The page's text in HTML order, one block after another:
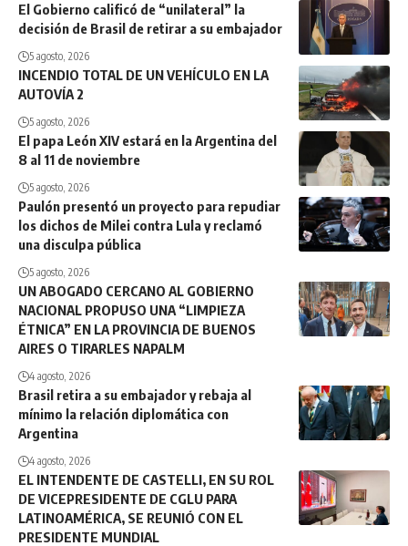
El Gobierno calificó de “unilateral” la
decisión de Brasil de retirar a su embajador
5 agosto, 2026
INCENDIO TOTAL DE UN VEHÍCULO EN LA
AUTOVÍA 2
5 agosto, 2026
El papa León XIV estará en la Argentina del
8 al 11 de noviembre
5 agosto, 2026
Paulón presentó un proyecto para repudiar
los dichos de Milei contra Lula y reclamó
una disculpa pública
5 agosto, 2026
UN ABOGADO CERCANO AL GOBIERNO
NACIONAL PROPUSO UNA “LIMPIEZA
ÉTNICA” EN LA PROVINCIA DE BUENOS
AIRES O TIRARLES NAPALM
4 agosto, 2026
Brasil retira a su embajador y rebaja al
mínimo la relación diplomática con
Argentina
4 agosto, 2026
EL INTENDENTE DE CASTELLI, EN SU ROL
DE VICEPRESIDENTE DE CGLU PARA
LATINOAMÉRICA, SE REUNIÓ CON EL
PRESIDENTE MUNDIAL